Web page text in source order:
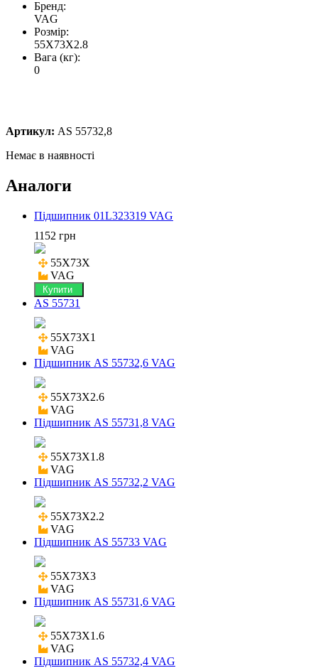
Бренд:
VAG
Розмір:
55X73X2.8
Вага (кг):
0
Артикул: AS 55732,8
Немає в наявності
Аналоги
Підшипник 01L323319 VAG
1152 грн
55X73X
VAG
Купити
AS 55731
55X73X1
VAG
Підшипник AS 55732,6 VAG
55X73X2.6
VAG
Підшипник AS 55731,8 VAG
55X73X1.8
VAG
Підшипник AS 55732,2 VAG
55X73X2.2
VAG
Підшипник AS 55733 VAG
55X73X3
VAG
Підшипник AS 55731,6 VAG
55X73X1.6
VAG
Підшипник AS 55732,4 VAG